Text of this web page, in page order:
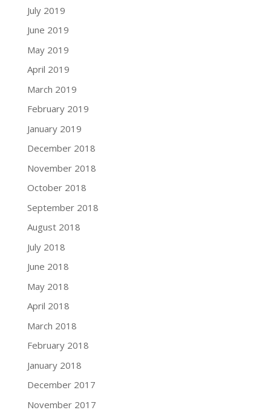
July 2019
June 2019
May 2019
April 2019
March 2019
February 2019
January 2019
December 2018
November 2018
October 2018
September 2018
August 2018
July 2018
June 2018
May 2018
April 2018
March 2018
February 2018
January 2018
December 2017
November 2017